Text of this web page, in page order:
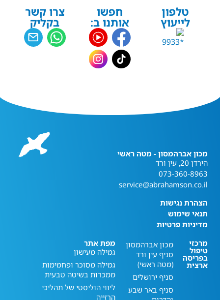
טלפון
לייעוץ
חפשו
אותנו ב:
צרו קשר
בקליק
מכון אברהמסון - מטה ראשי
הירדן 20, עין ורד
073-360-8963
service@abrahamson.co.il
הצהרת נגישות
תנאי שימוש
מדיניות פרטיות
מרכזי
טיפול
בפריסה
ארצית
מכון אברהמסון
סניף עין ורד
(מטה ראשי)
סניף ירושלים
סניף באר שבע
מפת אתר
גמילה מעישון
גמילה מסוכר ופחמימות
ממכרות בשיטה טבעית
ליווי הוליסטי של תהליכי
הרזייה